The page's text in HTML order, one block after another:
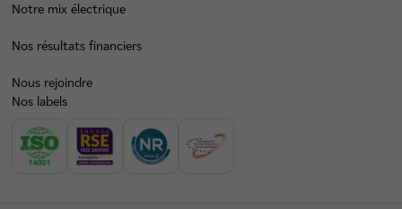
Notre mix électrique
Nos résultats financiers
Nous rejoindre
Nos labels